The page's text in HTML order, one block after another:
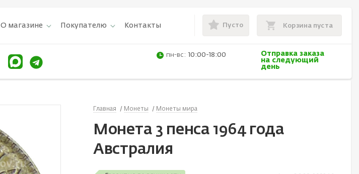
О магазине Покупателю Контакты Пусто Корзина пуста
пн-вс: 10:00-18:00
Отправка заказа
на следующий
день
Главная Монеты Монеты мира
Монета 3 пенса 1964 года
Австралия